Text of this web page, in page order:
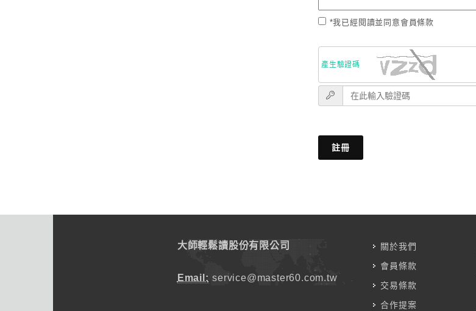
*我已經閱讀並同意會員條款
產生驗證碼
註冊
大師輕鬆讀股份有限公司
Email: service@master60.com.tw
關於我們
會員條款
交易條款
合作提案